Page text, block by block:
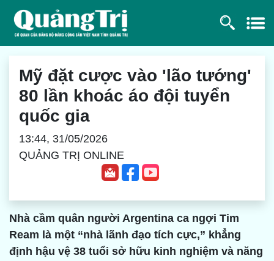
Mỹ đặt cược vào 'lão tướng'
80 lần khoác áo đội tuyển
quốc gia
13:44, 31/05/2026
QUẢNG TRỊ ONLINE
Nhà cầm quân người Argentina ca ngợi Tim
Ream là một “nhà lãnh đạo tích cực,” khẳng
định hậu vệ 38 tuổi sở hữu kinh nghiệm và năng